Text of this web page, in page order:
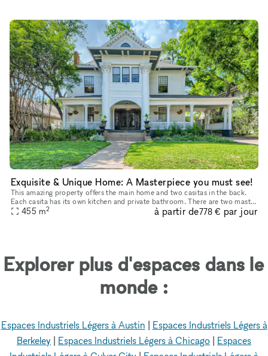
Exquisite & Unique Home: A Masterpiece you must see!
This amazing property offers the main home and two casitas in the back.
Each casita has its own kitchen and private bathroom. There are two master
bedrooms in the main house. This home is perfect for
455 m2 à partir de778 € par jour
Explorer plus d'espaces dans le
monde :
Espaces Industriels Légers à Austin | Espaces Industriels Légers à
Berkeley | Espaces Industriels Légers à Chicago | Espaces